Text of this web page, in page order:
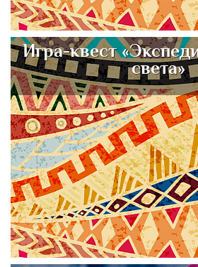
Игра-квест
света»